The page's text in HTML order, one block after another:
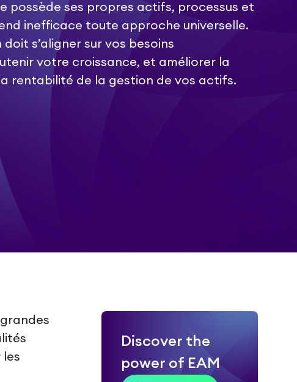
possède ses propres actifs, processus et
inefficace toute approche universelle.
s’aligner sur vos besoins
votre croissance, et améliorer la
rentabilité de la gestion de vos actifs.
les
Discover the
power of EAM